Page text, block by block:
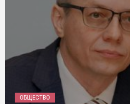
ОБЩЕСТВО